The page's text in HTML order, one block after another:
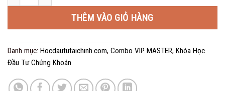
15.000.000 ₫.
là:
199.000 ₫.
THÊM VÀO GIỎ HÀNG
Danh mục: Hocdaututaichinh.com, Combo VIP MASTER, Khóa Học
Đầu Tư Chứng Khoán